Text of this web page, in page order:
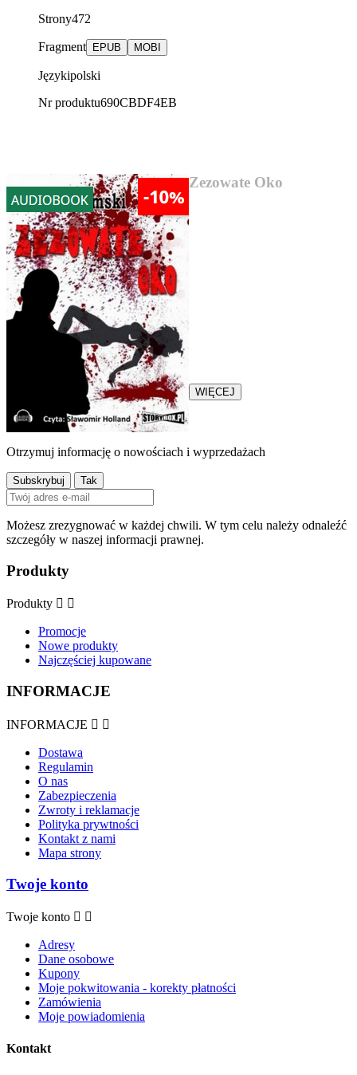
Strony472
Fragment EPUB MOBI
Językipolski
Nr produktu690CBDF4EB
Zezowate Oko
WIĘCEJ
Otrzymuj informację o nowościach i wyprzedażach
Możesz zrezygnować w każdej chwili. W tym celu należy odnaleźć
szczegóły w naszej informacji prawnej.
Produkty
Produkty  
Promocje
Nowe produkty
Najczęściej kupowane
INFORMACJE
INFORMACJE  
Dostawa
Regulamin
O nas
Zabezpieczenia
Zwroty i reklamacje
Polityka prywtności
Kontakt z nami
Mapa strony
Twoje konto
Twoje konto  
Adresy
Dane osobowe
Kupony
Moje pokwitowania - korekty płatności
Zamówienia
Moje powiadomienia
Kontakt